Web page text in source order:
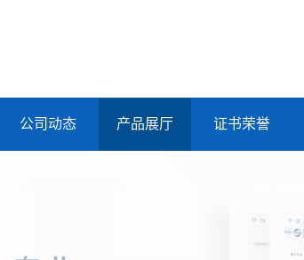
公司动态 产品展厅 证书荣誉